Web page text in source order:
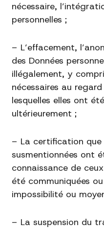
nécessaire,
personnelles ;
– L’effacement,
des Données
illégalement, y
nécessaires au
lesquelles elles ont
ultérieurement ;
– La certification que
susmentionnées ont
connaissance de
été communiquées
impossibilité ou
– La suspension du